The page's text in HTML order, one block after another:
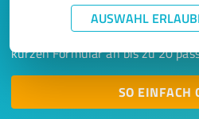
AUSWAHL
Lassen Sie sich einfach von
Nähe kontaktieren! Wir leiten Ihr
kurzen Formular an bis zu 20
SO EINFACH